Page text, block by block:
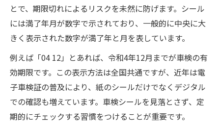
とで、期限切れによるリスクを未然に防げます。シール
には満了年月が数字で示されており、一般的に中央に大
きく表示された数字が満了年と月を表しています。
例えば「04 12」とあれば、令和4年12月までが車検の有
効期限です。この表示方法は全国共通ですが、近年は電
子車検証の普及により、紙のシールだけでなくデジタル
での確認も増えています。車検シールを見落とさず、定
期的にチェックする習慣をつけることが重要です。